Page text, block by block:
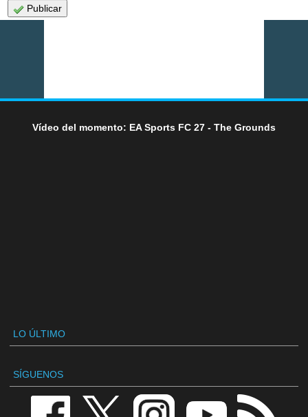
Publicar
Vídeo del momento: EA Sports FC 27 - The Grounds
LO ÚLTIMO
SÍGUENOS